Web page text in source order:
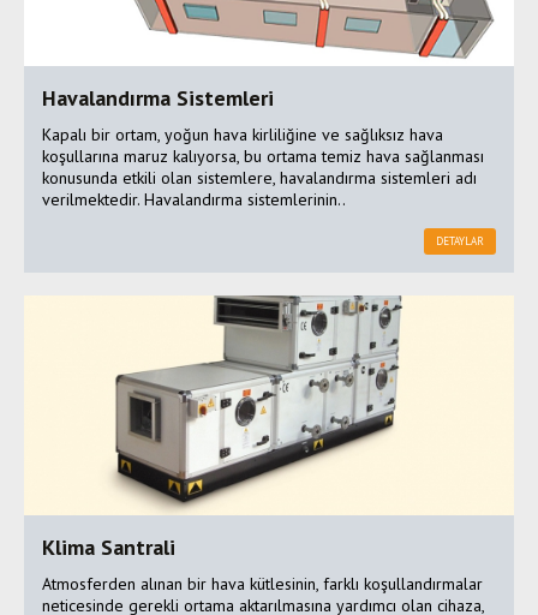
Havalandırma Sistemleri
Kapalı bir ortam, yoğun hava kirliliğine ve sağlıksız hava
koşullarına maruz kalıyorsa, bu ortama temiz hava sağlanması
konusunda etkili olan sistemlere, havalandırma sistemleri adı
verilmektedir. Havalandırma sistemlerinin..
DETAYLAR
Klima Santrali
Atmosferden alınan bir hava kütlesinin, farklı koşullandırmalar
neticesinde gerekli ortama aktarılmasına yardımcı olan cihaza,